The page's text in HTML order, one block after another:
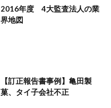
2016年度 4大監査法人の業
界地図
【訂正報告書事例】亀田製
菓、タイ子会社不正